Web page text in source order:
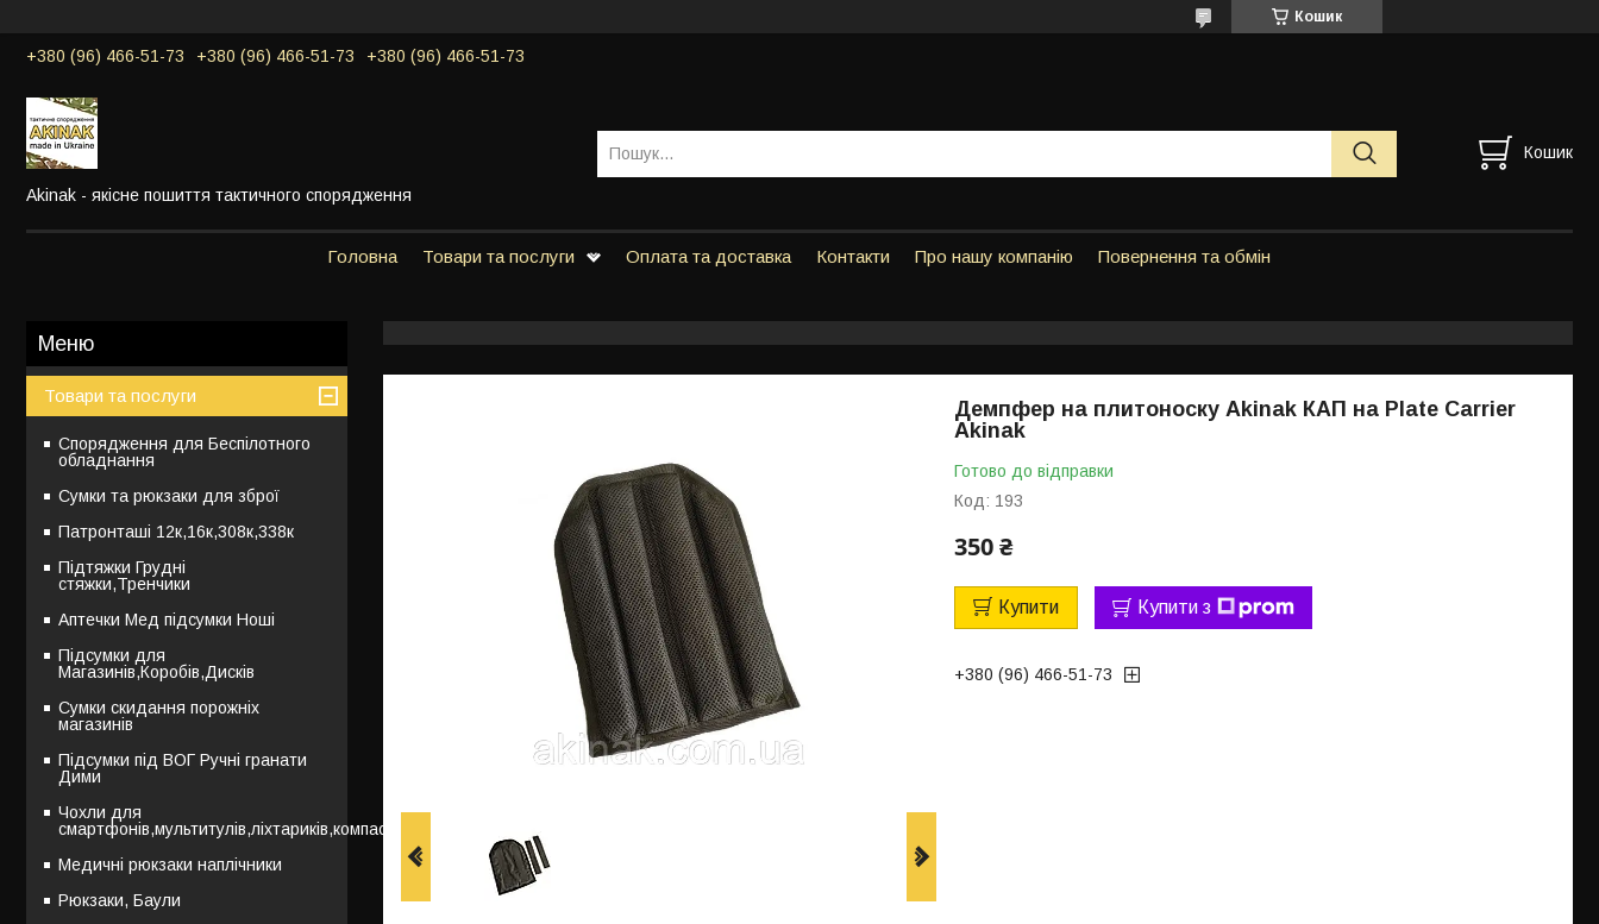
Кошик
+380 (96) 466-51-73 +380 (96) 466-51-73 +380 (96) 466-51-73
Akinak - якісне пошиття тактичного спорядження
Кошик
Головна Товари та послуги Оплата та доставка Контакти Про нашу компанію Повернення та обмін
Демпфер на плитоноску Akinak КАП на Рlate Сarrier
Akinak
Готово до відправки
Код: 193
350 ₴
Купити Купити з
+380 (96) 466-51-73
Товари та послуги
Спорядження для Беспілотного
обладнання
Сумки та рюкзаки для зброї
Патронташі 12к,16к,308к,338к
Підтяжки Грудні
стяжки,Тренчики
Аптечки Мед підсумки Ноші
Підсумки для
Магазинів,Коробів,Дисків
Сумки скидання порожніх
магазинів
Підсумки під ВОГ Ручні гранати
Дими
Чохли для
смартфонів,мультитулів,ліхтариків,компасів
Медичні рюкзаки наплічники
Рюкзаки, Баули